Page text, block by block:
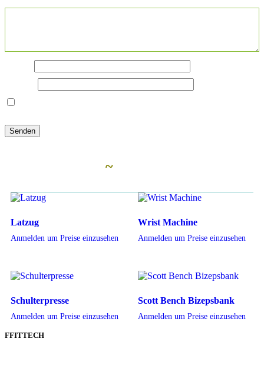
~
Latzug
Anmelden um Preise einzusehen
Wrist Machine
Anmelden um Preise einzusehen
Schulterpresse
Anmelden um Preise einzusehen
Scott Bench Bizepsbank
Anmelden um Preise einzusehen
FFITTECH